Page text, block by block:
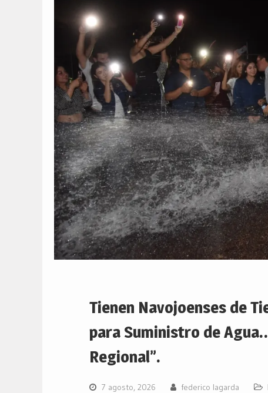
Tienen Navojoenses de
para Suministro de
Regional”.
7 agosto, 2026 federico lagarda